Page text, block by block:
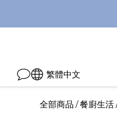
繁體中文
全部商品 /餐廚生活